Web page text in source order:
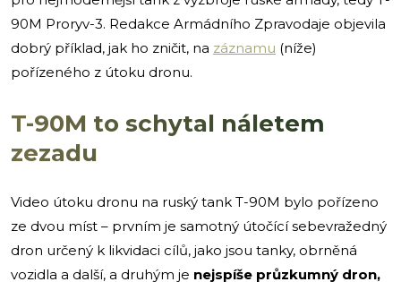
90M Proryv-3. Redakce Armádního Zpravodaje objevila
dobrý příklad, jak ho zničit, na záznamu (níže)
pořízeného z útoku dronu.
T-90M to schytal náletem
zezadu
Video útoku dronu na ruský tank T-90M bylo pořízeno
ze dvou míst – prvním je samotný útočící sebevražedný
dron určený k likvidaci cílů, jako jsou tanky, obrněná
vozidla a další, a druhým je nejspíše průzkumný dron,